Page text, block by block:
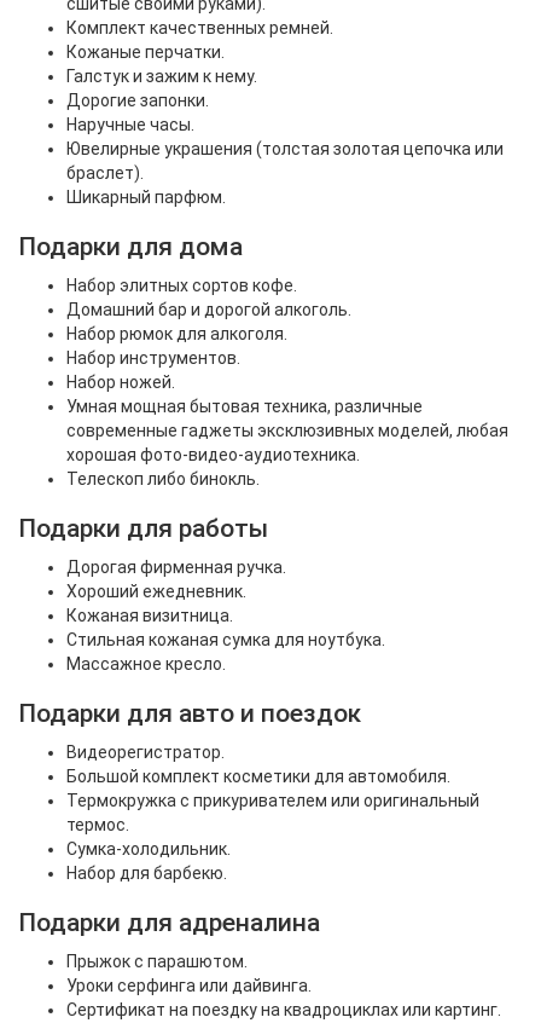
Комплект качественных ремней.
Кожаные перчатки.
Галстук и зажим к нему.
Дорогие запонки.
Наручные часы.
Ювелирные украшения (толстая золотая цепочка или
браслет).
Шикарный парфюм.
Подарки для дома
Набор элитных сортов кофе.
Домашний бар и дорогой алкоголь.
Набор рюмок для алкоголя.
Набор инструментов.
Набор ножей.
Умная мощная бытовая техника, различные
современные гаджеты эксклюзивных моделей, любая
хорошая фото-видео-аудиотехника.
Телескоп либо бинокль.
Подарки для работы
Дорогая фирменная ручка.
Хороший ежедневник.
Кожаная визитница.
Стильная кожаная сумка для ноутбука.
Массажное кресло.
Подарки для авто и поездок
Видеорегистратор.
Большой комплект косметики для автомобиля.
Термокружка с прикуривателем или оригинальный
термос.
Сумка-холодильник.
Набор для барбекю.
Подарки для адреналина
Прыжок с парашютом.
Уроки серфинга или дайвинга.
Сертификат на поездку на квадроциклах или картинг.